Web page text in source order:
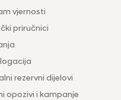
vjernosti
priručnici
rezervni dijelovi
opozivi i kampanje